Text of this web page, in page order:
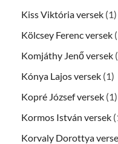
Kiss Viktória versek (1)
Kölcsey Ferenc versek
Komjáthy Jenő versek
Kónya Lajos versek (1)
Kopré József versek (1)
Kormos István versek
Korvaly Dorottya